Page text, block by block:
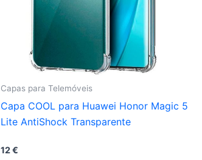
Capas para Telemóveis
Capa COOL para Huawei Honor Magic 5
Lite AntiShock Transparente
12€